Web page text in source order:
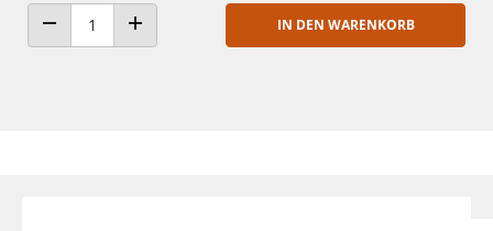
ANZAHL VERRINGERNANZAHL ERHÖHEN
IN DEN WARENKORB